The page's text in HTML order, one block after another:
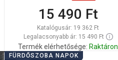
15 490 Ft
Katalógusár: 19 362 Ft
Legalacsonyabb ár: 15 490 Ft
Termék elérhetősége: Raktáron
FÜRDŐSZOBA NAPOK